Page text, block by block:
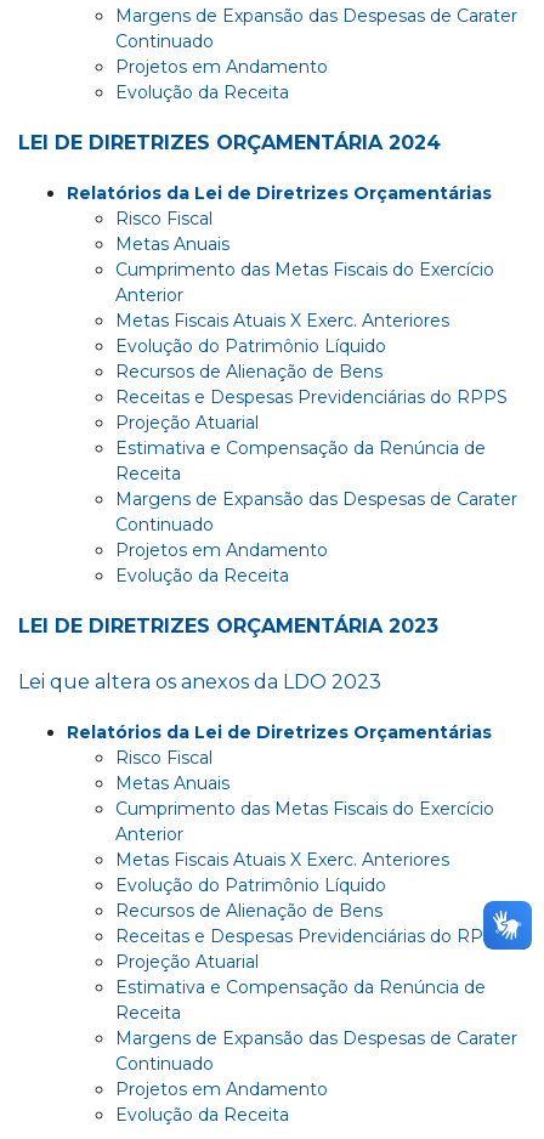
Margens de Expansão das Despesas de Carater
Continuado
Projetos em Andamento
Evolução da Receita
LEI DE DIRETRIZES ORÇAMENTÁRIA 2024
Relatórios da Lei de Diretrizes Orçamentárias
Risco Fiscal
Metas Anuais
Cumprimento das Metas Fiscais do Exercício
Anterior
Metas Fiscais Atuais X Exerc. Anteriores
Evolução do Patrimônio Líquido
Recursos de Alienação de Bens
Receitas e Despesas Previdenciárias do RPPS
Projeção Atuarial
Estimativa e Compensação da Renúncia de
Receita
Margens de Expansão das Despesas de Carater
Continuado
Projetos em Andamento
Evolução da Receita
LEI DE DIRETRIZES ORÇAMENTÁRIA 2023
Lei que altera os anexos da LDO 2023
Relatórios da Lei de Diretrizes Orçamentárias
Risco Fiscal
Metas Anuais
Cumprimento das Metas Fiscais do Exercício
Anterior
Metas Fiscais Atuais X Exerc. Anteriores
Evolução do Patrimônio Líquido
Recursos de Alienação de Bens
Receitas e Despesas Previdenciárias do RPPS
Projeção Atuarial
Estimativa e Compensação da Renúncia de
Receita
Margens de Expansão das Despesas de Carater
Continuado
Projetos em Andamento
Evolução da Receita